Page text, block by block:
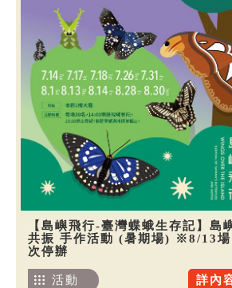
【島嶼飛行-臺灣蝶蛾生存記】島
共振 手作活動 (暑期場) ※8/13場
次停辦
詳內
活動